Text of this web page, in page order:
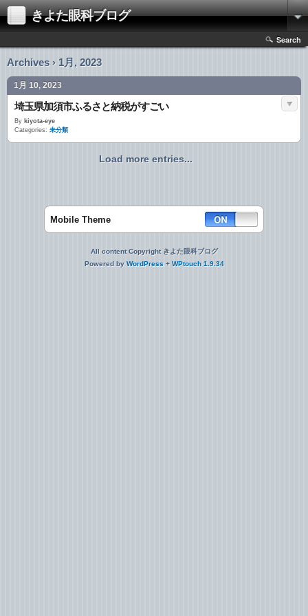
きよた眼科ブログ
Search
Archives › 1月, 2023
1月 10, 2023
埼玉県加須市ふるさと納税がすごい
By kiyota-eye
Categories: 未分類
Load more entries...
Mobile Theme
All content Copyright きよた眼科ブログ
Powered by WordPress + WPtouch 1.9.34